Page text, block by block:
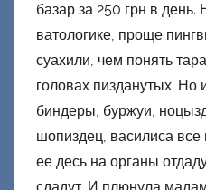
базар за 250 грн в
ватологике, проще
суахили, чем понять
головах пизданутых. Но
биндеры, буржуи,
шопиздец, василиса
ее десь на органы